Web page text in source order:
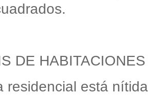
DE HABITACIONES
residencial está